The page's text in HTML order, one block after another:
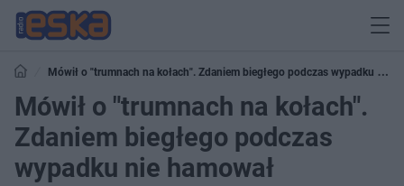
Mówił o "trumnach na kołach". Zdaniem biegłego podczas wypadku nie
hamował
Mówił o "trumnach na kołach".
Zdaniem biegłego podczas
wypadku nie hamował